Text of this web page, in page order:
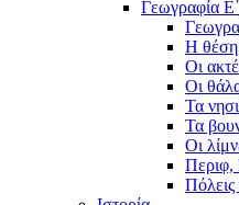
Γεωγραφία Ε΄
Η θέση
Οι
Οι
Τα
Τα
Οι
Περιφ,